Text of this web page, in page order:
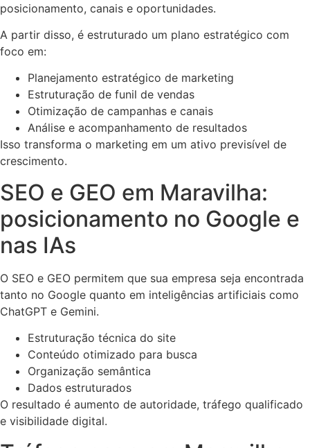
posicionamento, canais e oportunidades.
A partir disso, é estruturado um plano estratégico com
foco em:
Planejamento estratégico de marketing
Estruturação de funil de vendas
Otimização de campanhas e canais
Análise e acompanhamento de resultados
Isso transforma o marketing em um ativo previsível de
crescimento.
SEO e GEO em Maravilha:
posicionamento no Google e
nas IAs
O SEO e GEO permitem que sua empresa seja encontrada
tanto no Google quanto em inteligências artificiais como
ChatGPT e Gemini.
Estruturação técnica do site
Conteúdo otimizado para busca
Organização semântica
Dados estruturados
O resultado é aumento de autoridade, tráfego qualificado
e visibilidade digital.